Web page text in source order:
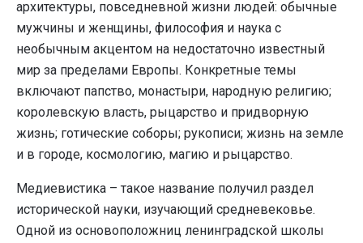
архитектуры, повседневной жизни людей: обычные
мужчины и женщины, философия и наука с
необычным акцентом на недостаточно известный
мир за пределами Европы. Конкретные темы
включают папство, монастыри, народную религию;
королевскую власть, рыцарство и придворную
жизнь; готические соборы; рукописи; жизнь на земле
и в городе, космологию, магию и рыцарство.
Медиевистика – такое название получил раздел
исторической науки, изучающий средневековье.
Одной из основоположниц ленинградской школы